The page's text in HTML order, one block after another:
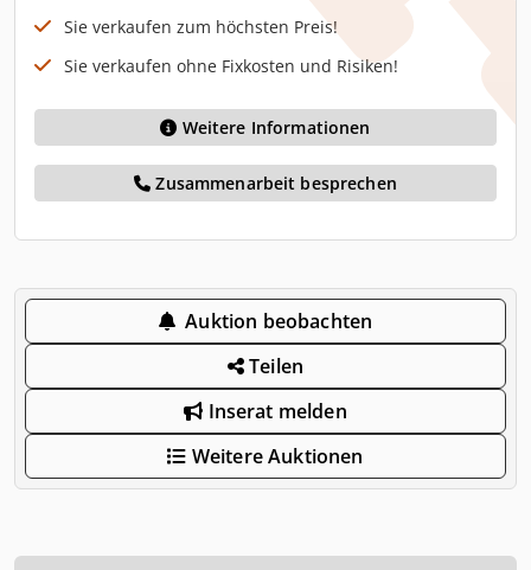
Sie verkaufen zum höchsten Preis!
Sie verkaufen ohne Fixkosten und Risiken!
Weitere Informationen
Zusammenarbeit besprechen
Auktion beobachten
Teilen
Inserat melden
Weitere Auktionen